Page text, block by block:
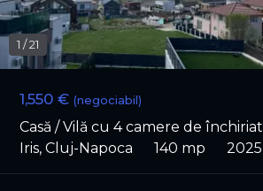
1,550 € (negociabil)
Casă / Vilă cu 4 camere de închiriat
Iris, Cluj-Napoca
140 mp 2025
1 /21